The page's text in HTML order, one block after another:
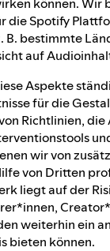
die Spotify
B. bestimmte
auf
Aspekte
für die
Richtlinien, die
wir von
von Dritten
liegt auf der
weiterhin ein
bieten können.